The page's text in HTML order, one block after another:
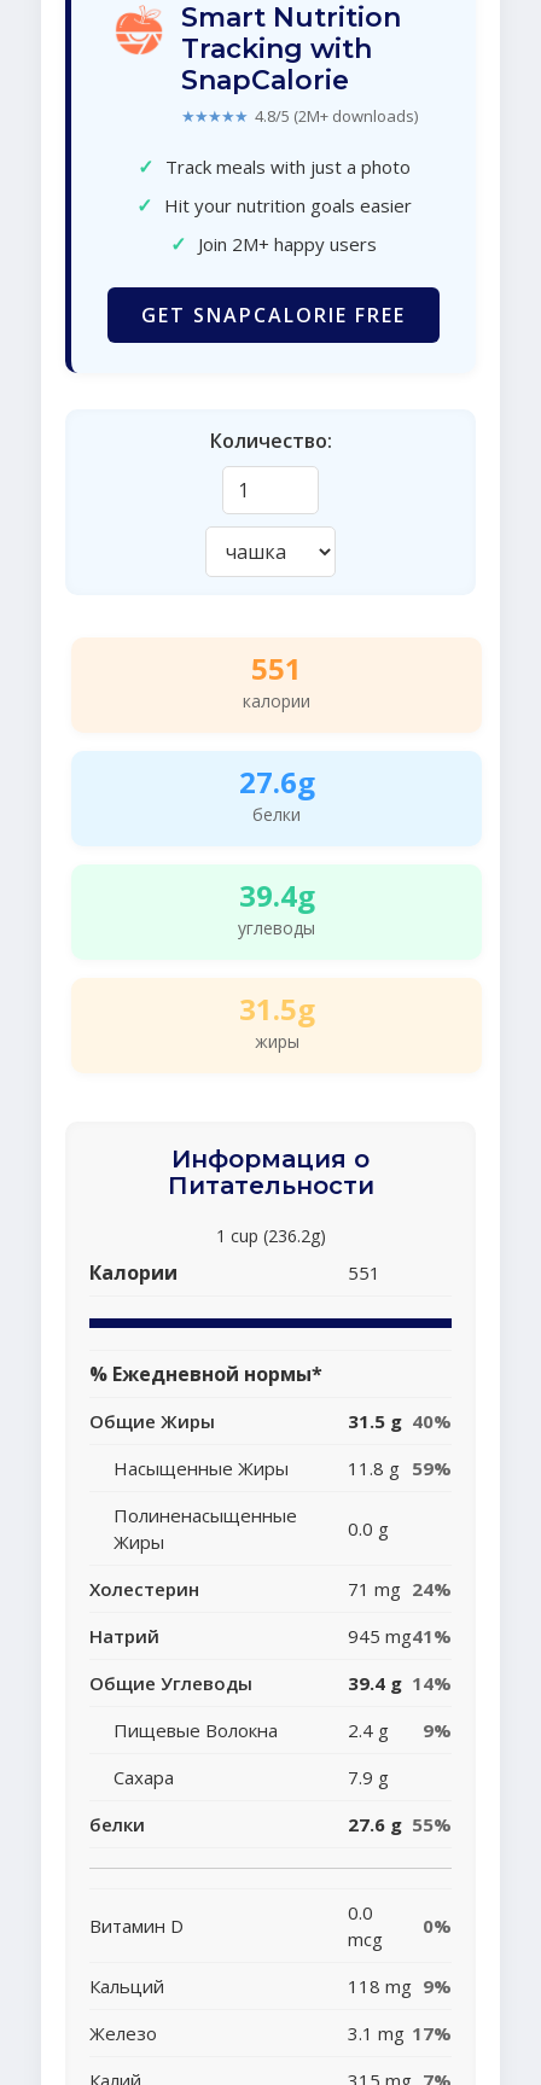
Smart Nutrition
Tracking with
SnapCalorie
★★★★★ 4.8/5 (2M+ downloads)
✓ Track meals with just a photo
✓ Hit your nutrition goals easier
✓ Join 2M+ happy users
GET SNAPCALORIE FREE
Количество:
551
калории
27.6g
белки
39.4g
углеводы
31.5g
жиры
Информация о
Питательности
1 cup (236.2g)
Калории 551
% Ежедневной нормы*
Общие Жиры 31.5 g 40%
Насыщенные Жиры
11.8 g 59%
Полиненасыщенные
Жиры
0.0 g
Холестерин 71 mg 24%
Натрий
945 mg41%
Общие Углеводы
39.4 g 14%
Пищевые Волокна
2.4 g
9%
Сахара
7.9 g
белки
27.6 g 55%
Витамин D
0.0
mcg
0%
Кальций 118 mg 9%
Железо
3.1 mg 17%